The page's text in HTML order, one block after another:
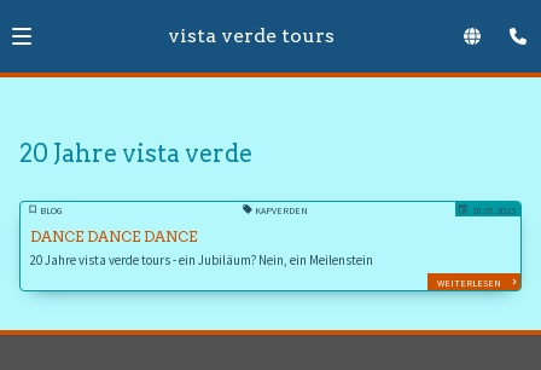
vista verde tours
20 Jahre vista verde
BLOG KAPVERDEN 18.07.2025
DANCE DANCE DANCE
20 Jahre vista verde tours - ein Jubiläum? Nein, ein Meilenstein
WEITERLESEN